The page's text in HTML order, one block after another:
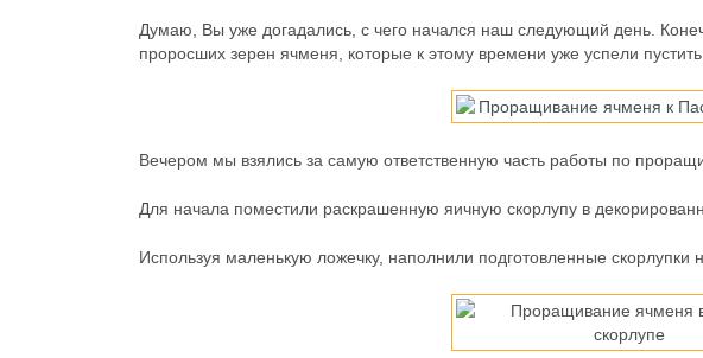
Думаю, Вы уже догадались, с чего начался наш следующий день.
проросших зерен ячменя, которые к этому времени уже успели
Вечером мы взялись за самую ответственную часть работы по
Для начала поместили раскрашенную яичную скорлупу в
Используя маленькую ложечку, наполнили подготовленные скорлупки